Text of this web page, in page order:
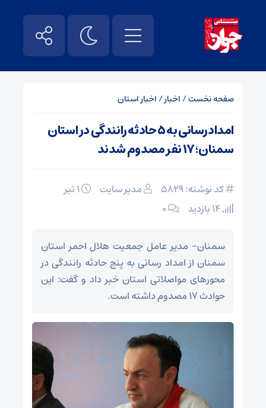
صفحه نخست/ اخبار/ اخبار استان
امدادرسانی به ۵ حادثه رانندگی در استان
سمنان؛ ۱۷ نفر مصدوم شدند
کد نوشته: 5829 مدیر سایت
۰
سمنان- مدیر عامل جمعیت هلال احمر استان
سمنان از امداد رسانی به پنج حادثه رانندگی در
محورهای مواصلاتی استان خبر داد و گفت: این
حوادث ۱۷ مصدوم داشته است.